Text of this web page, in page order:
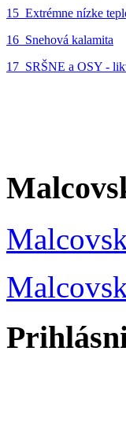
15_Extrémne nízke
16_Snehová kalamita
17_SRŠNE a OSY -